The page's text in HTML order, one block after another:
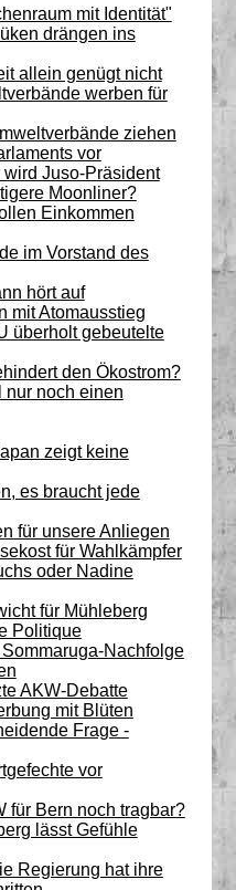
mit Identität"
drängen ins
allein genügt nicht
werben für
ziehen
vor
Juso-Präsident
Moonliner?
Einkommen
im Vorstand des
hört auf
mit Atomausstieg
überholt gebeutelte
den Ökostrom?
nur noch einen
zeigt keine
es braucht jede
für unsere Anliegen
für Wahlkämpfer
oder Nadine
für Mühleberg
Politique
Nachfolge
AKW-Debatte
mit Blüten
Frage -
vor
für Bern noch tragbar?
lässt Gefühle
Regierung hat ihre